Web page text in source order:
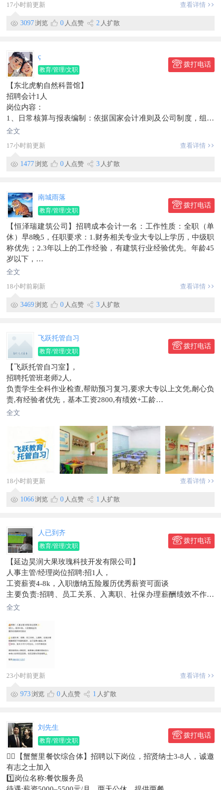
-舒适办公环境，氛围轻松，团队友好
-清晰晋升空间,文职/运营/计调方向均可发展
☎电话微信同步136****2426
工资待遇2000-3000
信息有效期到2026/08/21
联系时，请说明在【珲春圈】看到的~
17小时前更新
查看详情
3097浏览 0 人点赞 2 人扩散
ç
教育/管理/文职
拨打电话
【东北虎豹自然科普馆】
招聘会计1人
岗位内容：
1、日常核算与报表编制：依据国家会计准则及公司制度，组织
并监督会计核算工作，确保交易处理规范、数据准确；
量表等），进行财务分析，为管理层决策提供支持；
3、审阅对外报送报表，保障合规性；资金与资产管控：管理现
性；
5、税务筹划与合规：制定税务筹划方案；
6、负责税务申报，确保及时准确，规避税务风险。
任职要求：
4、精通国家会计准则、税法政策，具备扎实的会计理论基础与
实操经验；
5、熟练使用财务软件（如ERP）及办公软件（如Excel），具备
财务分析能力；
识别及决策支持能力。
薪资待遇：5000-6000元/月
1、负责客房日常运营的组织与协调，确保服务流程高效顺畅；
2、监督客房清洁、布草更换及设施维护工作，保障房间整洁与
舒适度；
3、协助制定客房服务标准并推动执行，持续提升服务质量；
4、配合上级完成对客房团队的管理与培训，提升员工专业能
力；
薪资待遇：4000+元，缴纳五险一金
招聘客房保洁1人
薪资待遇：4000+绩效
五险一金
联系电话：159****2730
工作地点东北虎豹自然科普馆
联系时，请说明在【珲春圈】看到的~
全文
17小时前更新
查看详情
1477浏览 0 人点赞 3 人扩散
南城雨落
教育/管理/文职
拨打电话
【恒泽瑞建筑公司】招聘成本会计一名：工作性质：全职（单
休）早8晚5，任职要求：1.财务相关专业大专以上学历，中级职
称优先；2.3年以上的工作经验，有建筑行业经验优先。年龄45
岁以下，
工资5000-5500联系电话：186****1013
信息有效期到2026/09/22
全文
18小时前刷新
查看详情
3469浏览 0 人点赞 3 人扩散
飞跃托管自习
教育/管理/文职
拨打电话
【飞跃托管自习室】,
招聘托管班老师2人,
负责学生全科作业检查,帮助预习复习,要求大专以上文凭,耐心负
责,有经验者优先，基本工资2800,有绩效+工龄
晋升空间教务主任,教务校长,无经验者谦虚好学可以培训上岗,非
电话微信张老师156****0788
地址珲春市
信息有效期到2026/10/01
全文
18小时前更新 查看详情
1066浏览 0 人点赞 1 人扩散
人已到齐
教育/管理/文职
拨打电话
【延边昊润大果玫瑰科技开发有限公司】
人事主管/经理岗位招聘:招1人，
工资薪资4-8k，入职缴纳五险履历优秀薪资可面谈
主要负责:招聘、员工关系、入离职、社保办理薪酬绩效不作硬
性要求，主打招聘+基础人事单休，每日工作7小时左右，工作节
期待有相关人事经验，做事细心稳重的朋友加入本地小伙伴欢迎
自荐，也欢迎帮忙转发推荐
联系186****1217
工作地点珲春宾馆
联系时，请说明在【珲春圈】看到的~
全文
23小时前更新 查看详情
973浏览 0 人点赞 1 人扩散
刘先生
教育/管理/文职
拨打电话
🐦‍🔥【蟹蟹里餐饮综合体】招聘以下岗位，招贤纳士3-8人，诚邀
有志之士加入
1️⃣岗位名称:餐饮服务员